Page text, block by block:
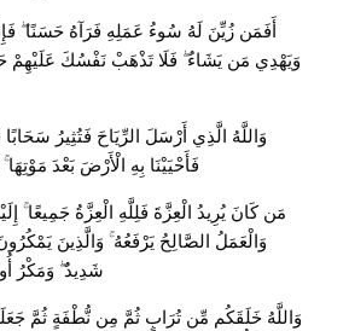
أَفَمَن زُيِّنَ لَهُ سُوءُ عَمَلِهِ فَرَآهُ حَسَنًا
وَيَهْدِي مَن يَشَاءُ ۖ فَلَا تَذْهَبْ نَفْسُكَ عَلَيْهِمْ
وَاللَّهُ الَّذِي أَرْسَلَ الرِّيَاحَ فَتُثِيرُ
فَأَحْيَيْنَا بِهِ الْأَرْضَ بَعْدَ مَوْتِهَا
مَن كَانَ يُرِيدُ الْعِزَّةَ فَلِلَّهِ الْعِزَّةُ جَمِيعًا
وَالْعَمَلُ الصَّالِحُ يَرْفَعُهُ ۚ وَالَّذِينَ
شَدِيدٌ ۖ وَمَكْرُ
وَاللَّهُ خَلَقَكُم مِّن تُرَابٍ ثُمَّ مِن نُّطْفَةٍ ثُمَّ